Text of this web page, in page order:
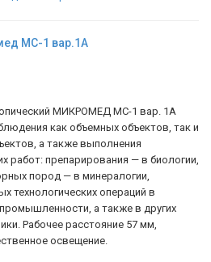
МС-1 вар.1A
МИКРОМЕД МС-1 вар. 1А
как объемных объектов, так и
а также выполнения
работ: препарирования — в биологии,
пород — в минералогии,
технологических операций в
а также в других
Рабочее расстояние 57 мм,
освещение.